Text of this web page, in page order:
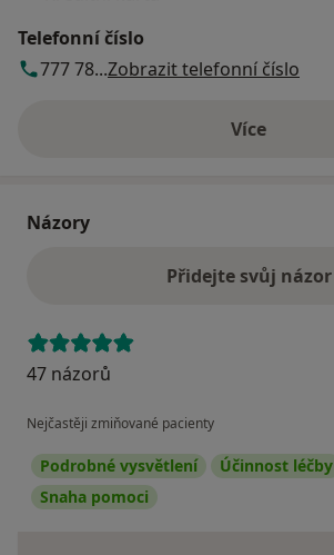
Telefonní číslo
777 78...Zobrazit telefonní číslo
Víceo adrese
Názory
Přidejte svůj názor
47 názorů
Nejčastěji zmiňované pacienty
Podrobné vysvětlení
Účinnost léčby
Snaha pomoci